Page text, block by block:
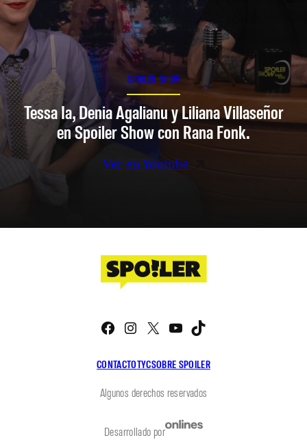
SPOILER SHOW
Tessa Ia, Denia Agalianu y Liliana Villaseñor
en Spoiler Show con Rana Fonk.
Ver en Youtube
CONTACTOTYCSOBRE SPOILER
Facebook
Instagram
X YouTube
Algunos derechos reservados
Desarrollado por